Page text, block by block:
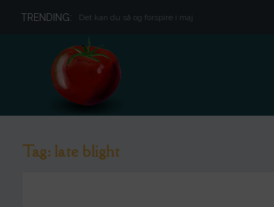
TRENDING: Det kan du så og forspire i maj
Tag: late blight